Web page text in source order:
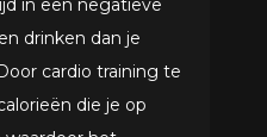
in een negatieve
drinken dan je
cardio training te
die je op